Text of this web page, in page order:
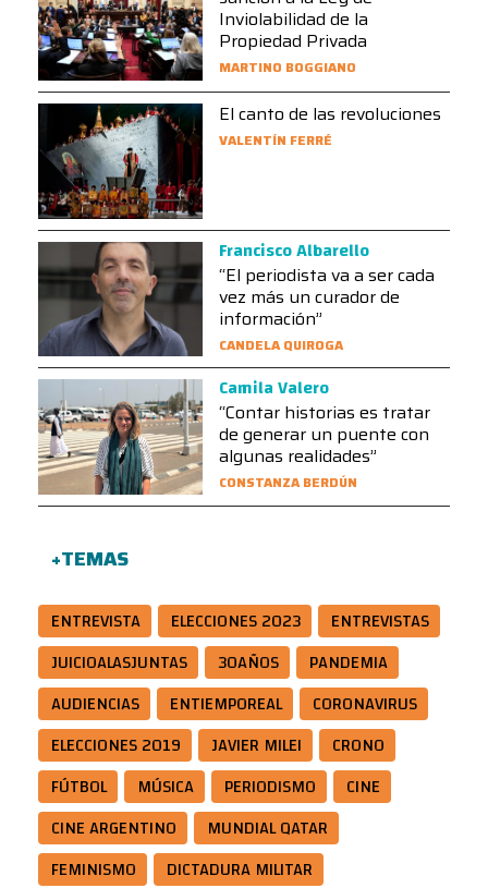
Inviolabilidad de la
Propiedad Privada
MARTINO BOGGIANO
El canto de las revoluciones
VALENTÍN FERRÉ
Francisco Albarello
“El periodista va a ser cada
vez más un curador de
información”
CANDELA QUIROGA
Camila Valero
“Contar historias es tratar
de generar un puente con
algunas realidades”
CONSTANZA BERDÚN
+TEMAS
ENTREVISTA ELECCIONES 2023
ENTREVISTAS
JUICIOALASJUNTAS
30AÑOS
PANDEMIA
AUDIENCIAS
ENTIEMPOREAL
CORONAVIRUS
ELECCIONES 2019
JAVIER MILEI
CRONO
FÚTBOL
MÚSICA PERIODISMO
CINE
CINE ARGENTINO
MUNDIAL QATAR
FEMINISMO
DICTADURA MILITAR